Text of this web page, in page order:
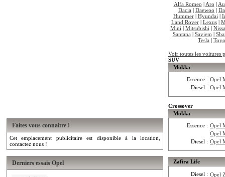
Faites vous connaitre !
Cet emplacement publicitaire est disponible à la location,
contactez nous !
Derniers essais Opel
Alfa Romeo | Aro |
Dacia | Daewoo |
Hummer| Hyundai |
Land Rover| Lexus|
Mini | Mitsubishi |
Santana | Saviem |
Tesla |
Voir toutes les voitures
SUV
Mokka
Essence : Opel
Diesel : Opel
Crossover
Mokka
Essence : Opel
Opel
Diesel : Opel
Zafira Life
Diesel : Opel